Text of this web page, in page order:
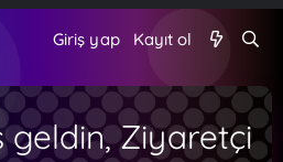
Giriş yap Kayıt ol
geldin, Ziyaretçi